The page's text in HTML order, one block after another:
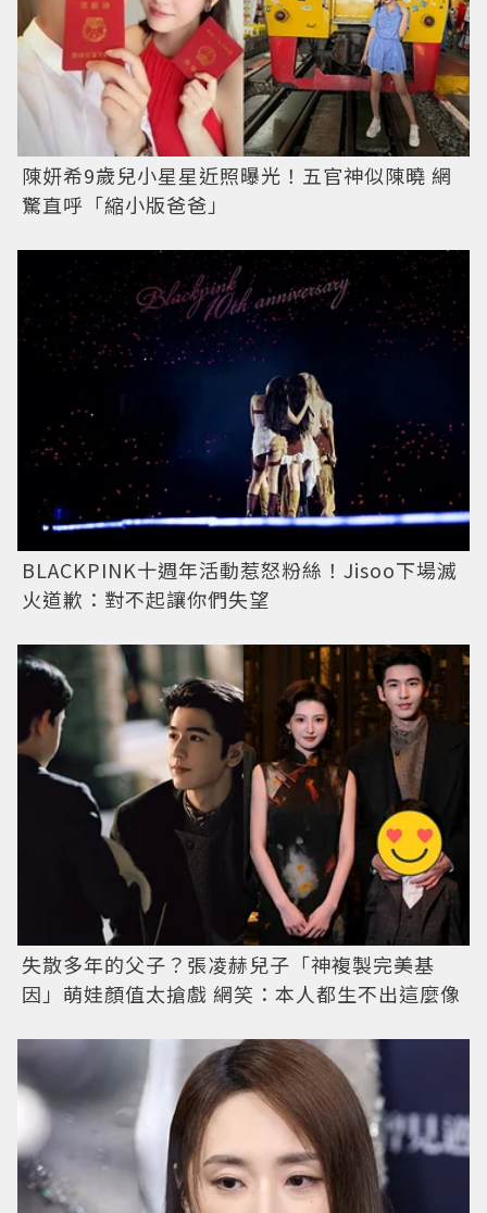
陳妍希9歲兒小星星近照曝光！五官神似陳曉 網
驚直呼「縮小版爸爸」
BLACKPINK十週年活動惹怒粉絲！Jisoo下場滅
火道歉：對不起讓你們失望
失散多年的父子？張凌赫兒子「神複製完美基
因」萌娃顏值太搶戲 網笑：本人都生不出這麼像